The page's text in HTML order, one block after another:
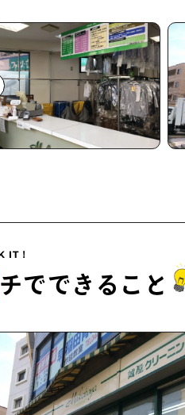
チでできること